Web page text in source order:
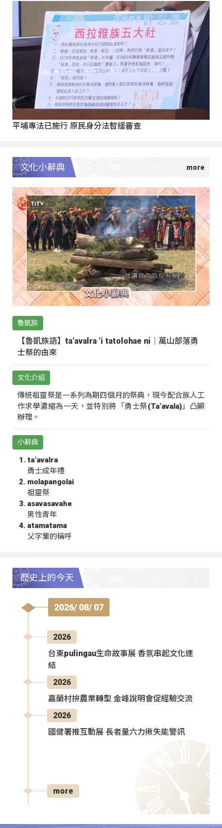
平埔專法已施行 原民身分法暫緩審查
文化小辭典
魯凱族
【魯凱族語】ta‘avalra ‘i tatolohae ni｜萬山部落勇
士祭的由來
文化介紹
傳統祖靈祭是一系列為期四個月的祭典，現今配合族人工
作求學濃縮為一天，並特別將「勇士祭(Ta‘avala)」凸顯
辦理。
小辭典
ta‘avalra
勇士成年禮
molapangolai
祖靈祭
asavasavahe
男性青年
atamatama
父字輩的稱呼
歷史上的今天
2026/ 08/ 07
2026
台東pulingau生命故事展 香氛串起文化連
結
2026
嘉蘭村拚農業轉型 金峰說明會促經驗交流
2026
國健署推互動展 長者量六力揪失能警訊
more